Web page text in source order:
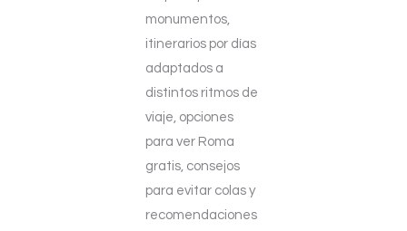
monumentos,
itinerarios por días
adaptados a
distintos ritmos de
viaje, opciones
para ver Roma
gratis, consejos
para evitar colas y
recomendaciones